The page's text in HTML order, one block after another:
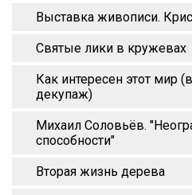
Выставка живописи.
Святые лики в кружевах
Как интересен этот мир
декупаж)
Михаил Соловьёв.
способности"
Вторая жизнь дерева